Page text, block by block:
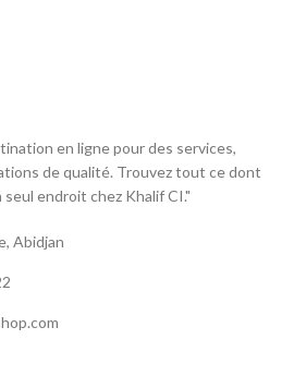
en ligne pour des services,
de qualité. Trouvez tout ce dont
endroit chez Khalif CI."
Abidjan